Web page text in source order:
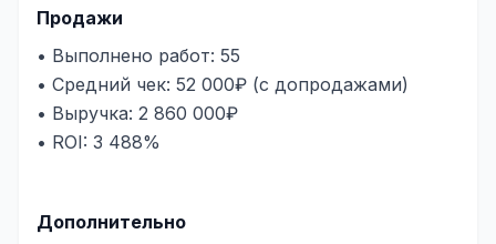
Продажи
• Выполнено работ: 55
• Средний чек: 52 000₽ (с допродажами)
• Выручка: 2 860 000₽
• ROI: 3 488%
Дополнительно